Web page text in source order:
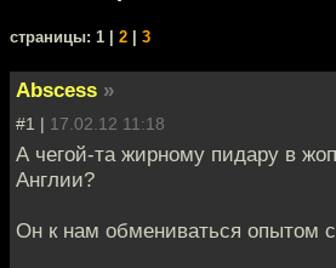
cтраницы: 1 | 2 3
Abscess »
#1 | 17.02.12 11:18
А чегой-та жирному пидару в
Англии?
Он к нам обмениваться опытом